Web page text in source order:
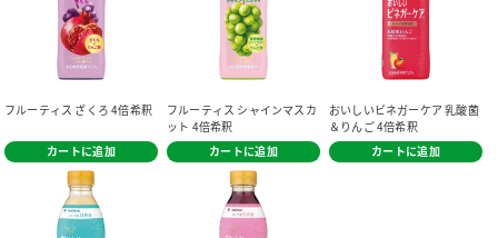
フルーティス ざくろ 4倍希釈
カートに追加
フルーティス シャインマスカ
ット 4倍希釈
カートに追加
おいしいビネガーケア 乳酸菌
＆りんご 4倍希釈
カートに追加